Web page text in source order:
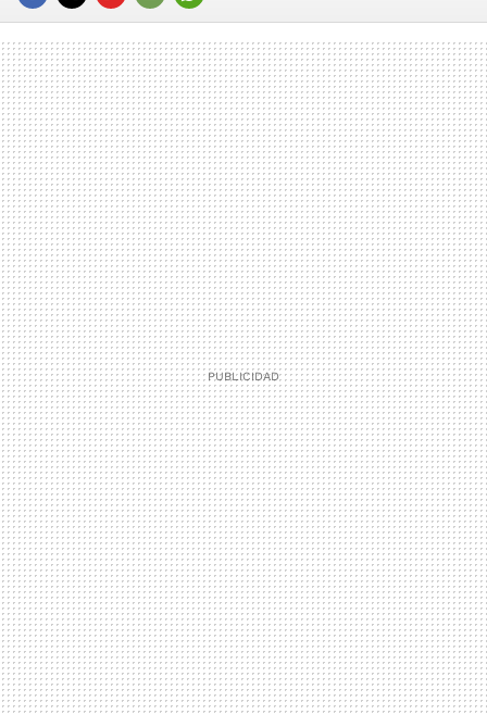
FACEBOOK
TWITTERFLIPBOARD
E-
MAIL
WHATSAPP